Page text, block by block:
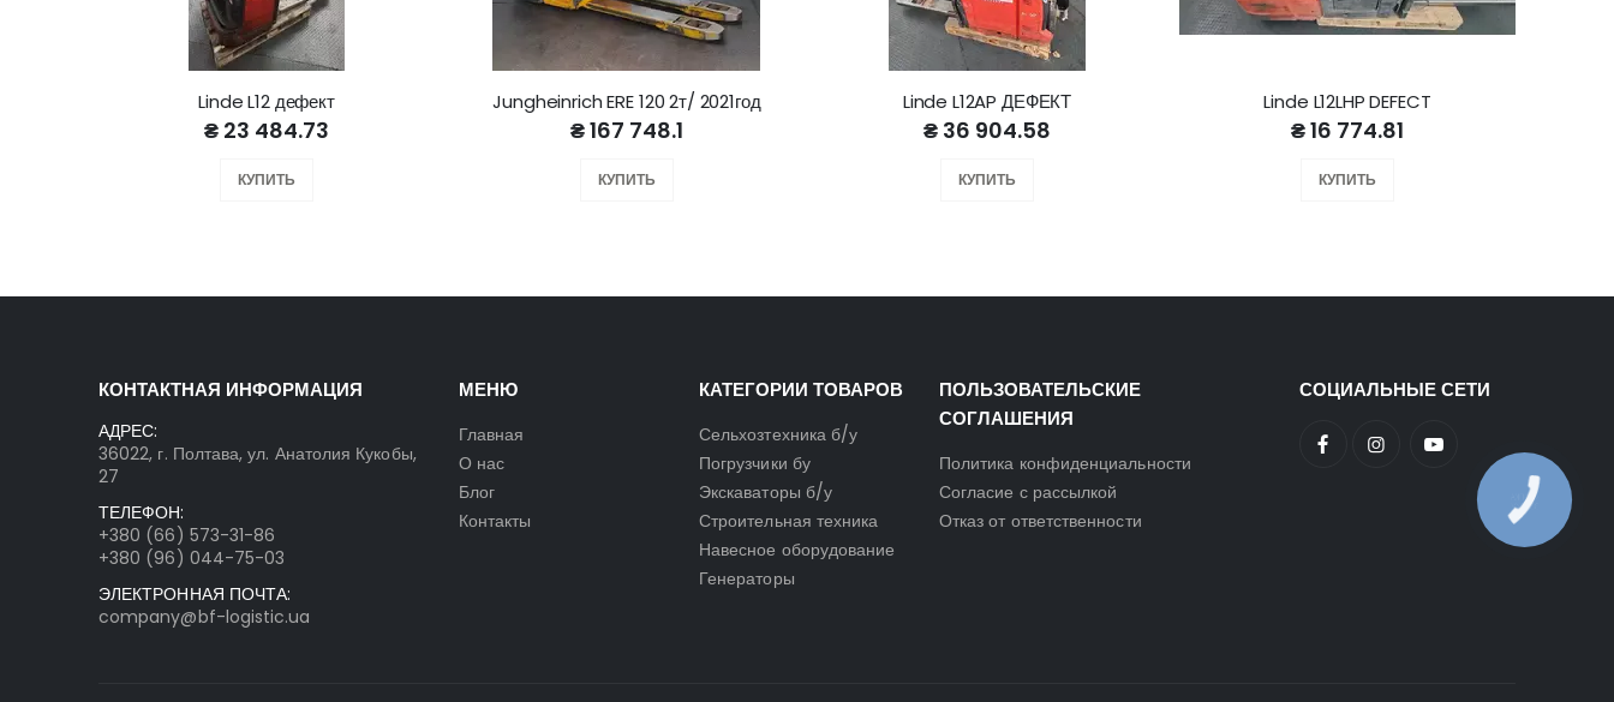
Linde L12 дефект
₴ 23 484.73
КУПИТЬ
Jungheinrich ERE 120 2т/ 2021год
₴ 167 748.1
КУПИТЬ
Linde L12AP ДЕФЕКТ
₴ 36 904.58
КУПИТЬ
Linde L12LHP DEFECT
₴ 16 774.81
КУПИТЬ
КОНТАКТНАЯ ИНФОРМАЦИЯ
АДРЕС:
36022, г. Полтава, ул. Анатолия Кукобы,
27
ТЕЛЕФОН:
+380 (66) 573-31-86
+380 (96) 044-75-03
ЭЛЕКТРОННАЯ ПОЧТА:
company@bf-logistic.ua
МЕНЮ
Главная
О нас
Блог
Контакты
КАТЕГОРИИ ТОВАРОВ
Сельхозтехника б/у
Погрузчики бу
Экскаваторы б/у
Строительная техника
Навесное оборудование
Генераторы
ПОЛЬЗОВАТЕЛЬСКИЕ
СОГЛАШЕНИЯ
Политика конфиденциальности
Согласие с рассылкой
Отказ от ответственности
СОЦИАЛЬНЫЕ СЕТИ
КНОПКА
ЗВ'ЯЗКУ